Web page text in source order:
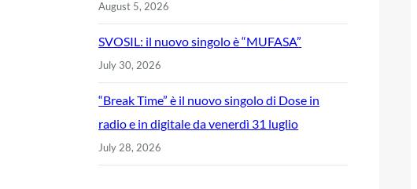
August 5, 2026
SVOSIL: il nuovo singolo è “MUFASA”
July 30, 2026
“Break Time” è il nuovo singolo di Dose in
radio e in digitale da venerdì 31 luglio
July 28, 2026